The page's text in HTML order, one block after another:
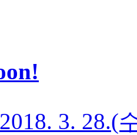
2018. 3. 28.(